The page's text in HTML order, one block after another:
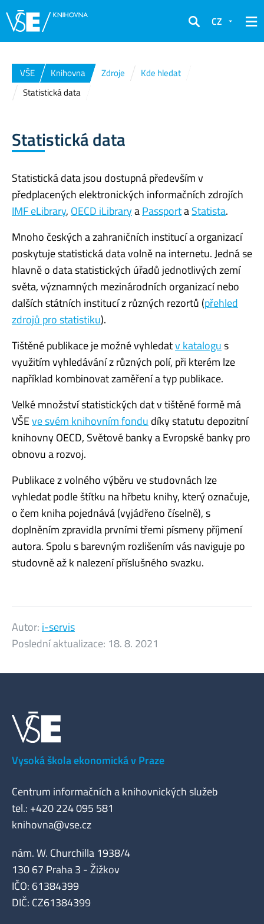
Hledat
CZ
VŠE Knihovna Zdroje
Kde hledat
Statistická data
Statistická data
Statistická data jsou dostupná především v
předplacených elektronických informačních zdrojích
IMF eLibrary, OECD iLibraryaPassportaStatista.
Mnoho českých a zahraničních institucí a organizací
poskytuje statistická data volně na internetu. Jedná se
hlavně o data statistických úřadů jednotlivých zemí
světa, významných mezinárodních organizací nebo
dalších státních institucí z různých rezortů (přehled
zdrojů pro statistiku).
Tištěné publikace je možné vyhledatv katalogus
využitím vyhledávání z různých polí, při kterém lze
například kombinovat zaměření a typ publikace.
Velké množství statistických dat v tištěné formě má
VŠEve svém knihovním fondu díky statutu depozitní
knihovny OECD, Světové banky a Evropské banky pro
obnovu a rozvoj.
Publikace z volného výběru ve studovnách lze
vyhledat podle štítku na hřbetu knihy, který označuje,
o čem kniha pojednává (vyjádřeno číselně), s
doplněním zpravidla prvními třemi písmeny příjmení
autora. Spolu s barevným rozlišením vás naviguje po
studovně až k nalezení příslušného svazku.
Autor: i-servis
Poslední aktualizace: 18. 8. 2021
Vysoká škola ekonomická v Praze
Centrum informačních a knihovnických služeb
tel.: +420 224 095 581
knihovna@vse.cz
nám. W. Churchilla 1938/4
130 67 Praha 3 - Žižkov
IČO: 61384399
DIČ: CZ61384399